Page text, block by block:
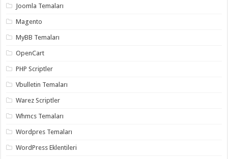
Joomla Temaları
Magento
MyBB Temaları
OpenCart
PHP Scriptler
Vbulletin Temaları
Warez Scriptler
Whmcs Temaları
Wordpres Temaları
WordPress Eklentileri